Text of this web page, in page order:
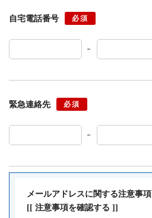
自宅電話番号 必須
緊急連絡先 必須
メールアドレスに関する注意事項
[[ 注意事項を確認する ]]